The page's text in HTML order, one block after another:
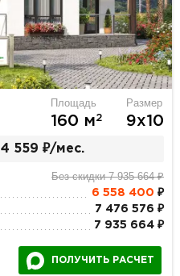
Площадь
160 м2
Размер
9х10
559 ₽/мес.
Без скидки 7 935 664 ₽
6 558 400 ₽
7 476 576 ₽
7 935 664 ₽
ПОЛУЧИТЬ РАСЧЕТ